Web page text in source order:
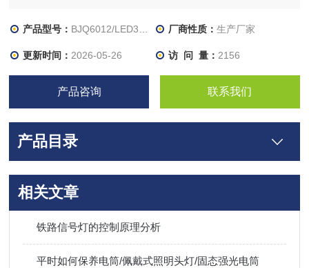
产品型号： BJQ6012/LED3W/IP68/2.2Ah 厂商性质： 生产厂家
更新时间： 2026-05-26 访 问 量： 2156
产品咨询 联系我们
产品目录
相关文章
铁路信号灯的控制原理分析
平时如何保养电筒/佩戴式照明头灯/固态强光电筒